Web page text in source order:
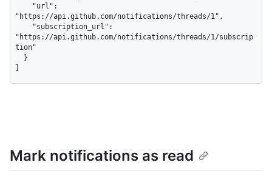
"https://api.github.com/notifications/threads/1",
"https://api.github.com/notifications/threads/1/subscrip
tion"
Mark notifications as read